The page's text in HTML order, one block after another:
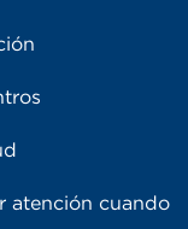
atención cuando